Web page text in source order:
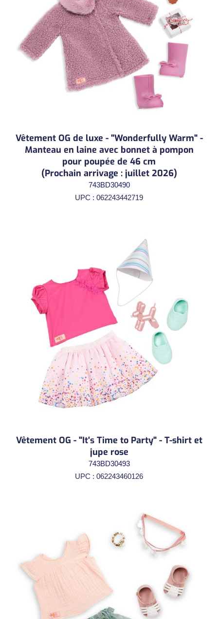
Vêtement OG de luxe - "Wonderfully Warm" -
Manteau en laine avec bonnet à pompon
pour poupée de 46 cm
(Prochain arrivage : juillet 2026)
743BD30490
UPC : 062243442719
Vêtement OG - "It's Time to Party" - T-shirt et
jupe rose
743BD30493
UPC : 062243460126